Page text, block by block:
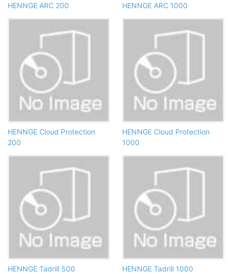
HENNGE ARC 200 HENNGE ARC 1000
HENNGE Cloud Protection
200
HENNGE Cloud Protection
1000
HENNGE Tadrill 500 HENNGE Tadrill 1000